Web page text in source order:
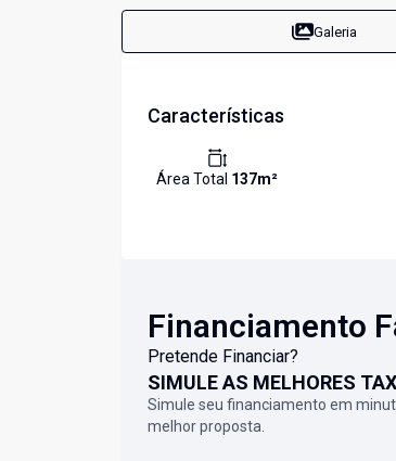
Galeria
Características
Área Total 137m²
Financiamento
Pretende Financiar?
SIMULE AS MELHORES
Simule seu financiamento em
melhor proposta.